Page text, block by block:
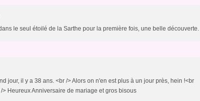
le seul étoilé de la Sarthe pour la première fois, une belle découverte.
jour, il y a 38 ans. <br /> Alors on n'en est plus à un jour près, hein !<br
Heureux Anniversaire de mariage et gros bisous